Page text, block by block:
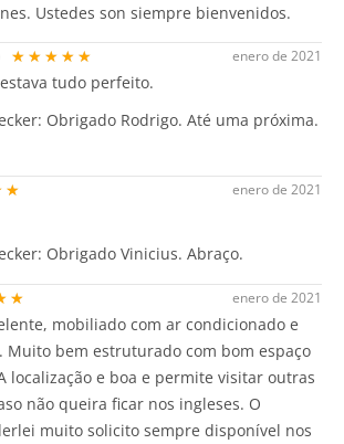
Ustedes son siempre bienvenidos.
enero de 2021
★★★★★
tudo perfeito.
Obrigado Rodrigo. Até uma próxima.
enero de 2021
Obrigado Vinicius. Abraço.
enero de 2021
mobiliado com ar condicionado e
Muito bem estruturado com bom espaço
localização e boa e permite visitar outras
não queira ficar nos ingleses. O
muito solicito sempre disponível nos